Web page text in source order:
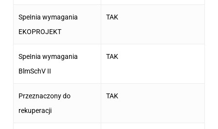
Spełnia wymagania
EKOPROJEKT
TAK
Spełnia wymagania
BlmSchV II
TAK
Przeznaczony do
rekuperacji
TAK